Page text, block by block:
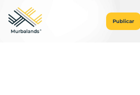
Publicar